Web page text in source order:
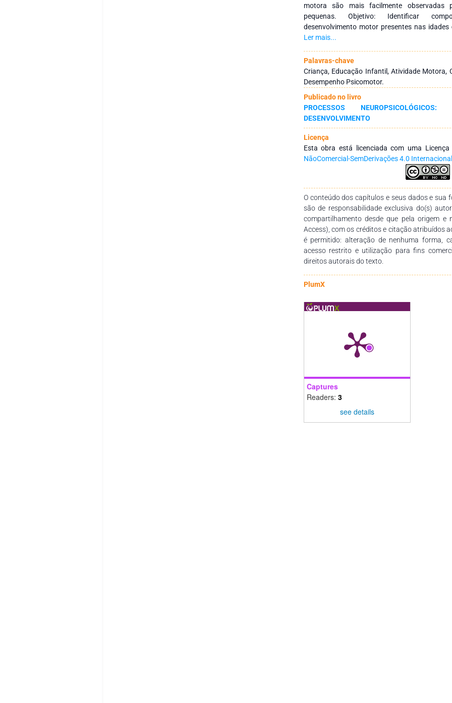
motora são mais facilmente observadas
pequenas. Objetivo: Identificar
desenvolvimento motor presentes nas
Participaram deste estudo 60 crianças
(22 crianças de 17, 18 e 19 meses); e G3 (18
instrumento usado para avaliar as
Desenvolvimento Infantil (The Bayley Scale of
é uma ferramenta para identificar, medir
crianças. A Bayley 2 foi aplicada
criança. Foi considerado como item de
instrumento, o item inicial de duas faixas
resultados são apresentados de forma
crianças que apresentam o comportamento.
sua maioria, as crianças estão se
Observando os itens comuns nas três faixas
na realização das tarefas solicitadas com o
comportamento motor esperado para sua
que cada um se desenvolve em seu próprio
marcos do desenvolvimento que são
desenvolvimentais.
Ler mais...
Palavras-chave
Criança, Educação Infantil, Atividade Motora,
Desempenho Psicomotor.
Publicado no livro
PROCESSOS
DESENVOLVIMENTO
Licença
Esta obra está licenciada com uma
NãoComercial-SemDerivações 4.0 Internacional
O conteúdo dos capítulos e seus dados e sua
são de responsabilidade exclusiva do(s)
compartilhamento desde que pela origem e
Access), com os créditos e citação atribuídos
é permitido: alteração de nenhuma forma,
acesso restrito e utilização para fins
direitos autorais do texto.
PlumX
Captures
Readers: 3
see details